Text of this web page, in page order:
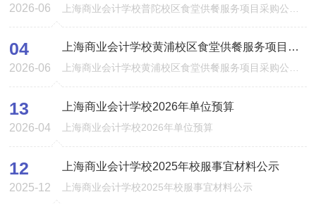
2026-06
04
2026-06
上海商业会计学校黄浦校区食堂供餐服务项目采购公告
上海商业会计学校黄浦校区食堂供餐服务项目采购公告上海商业会计学校黄浦校区食堂供餐服务项目采购公告，链接如下：https://www.shggzy.com/jyxxwzcggg/8898197?cExt=eyJhbGciOiJIUzI1NiJ9.e...
13
2026-04
上海商业会计学校2026年单位预算
上海商业会计学校2026年单位预算
12
2025-12
上海商业会计学校2025年校服事宜材料公示
上海商业会计学校2025年校服事宜材料公示